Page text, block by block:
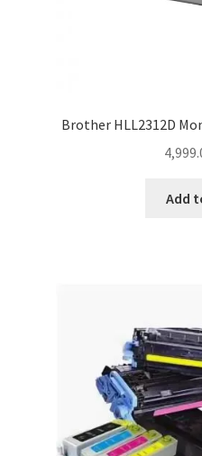
Brother HLL2312D
Add